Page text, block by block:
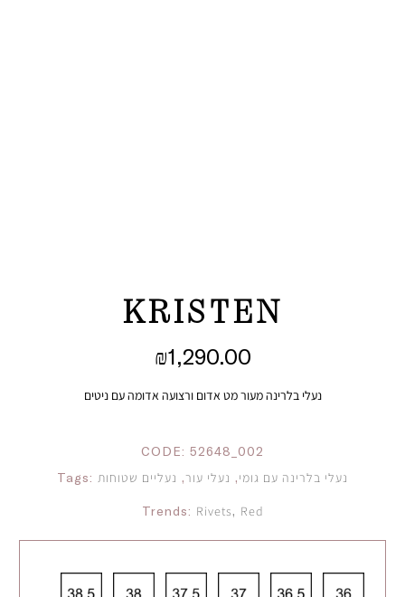
KRISTEN
₪1,290.00
נעלי בלרינה מעור מט אדום ורצועה אדומה עם ניטים
CODE: 52648_002
Tags:
נעלי בלרינה עם גומי, נעלי עור, נעליים שטוחות
Trends: Rivets, Red